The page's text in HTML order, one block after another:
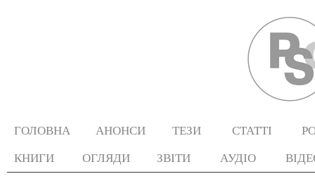
ГОЛОВНА АНОНСИ ТЕЗИ СТАТТІ
КНИГИ ОГЛЯДИ ЗВІТИ АУДІО